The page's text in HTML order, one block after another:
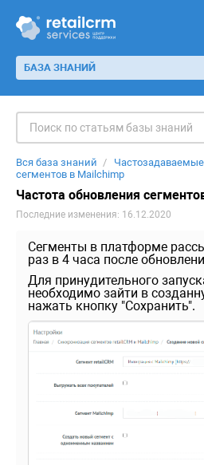
БАЗА ЗНАНИЙ
Вся база знаний
сегментов в Mailchimp
Частота обновления
Последние изменения: 16.12.2020
Сегменты в платформе
раз в 4 часа после
Для принудительного
необходимо зайти в
нажать кнопку "Сохранить".